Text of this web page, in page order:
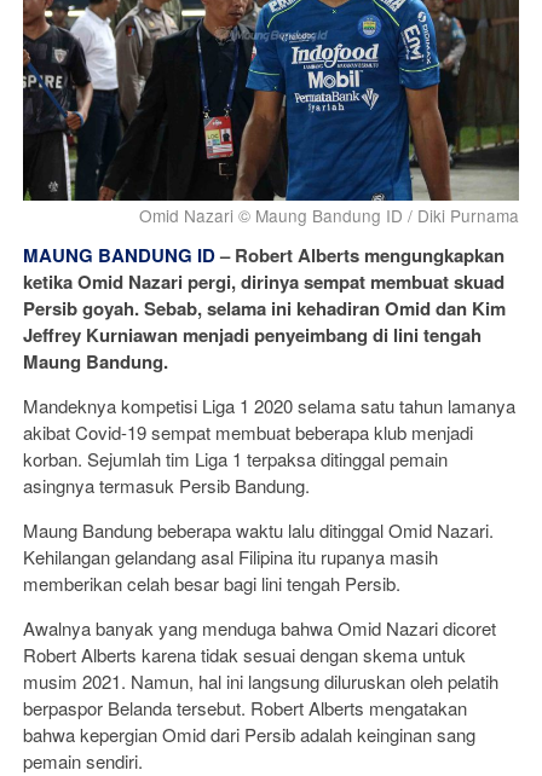
Omid Nazari © Maung Bandung ID / Diki Purnama
MAUNG BANDUNG ID– Robert Alberts mengungkapkan
ketika Omid Nazari pergi, dirinya sempat membuat skuad
Persib goyah. Sebab, selama ini kehadiran Omid dan Kim
Jeffrey Kurniawan menjadi penyeimbang di lini tengah
Maung Bandung.
Mandeknya kompetisi Liga 1 2020 selama satu tahun lamanya
akibat Covid-19 sempat membuat beberapa klub menjadi
korban. Sejumlah tim Liga 1 terpaksa ditinggal pemain
asingnya termasuk Persib Bandung.
Maung Bandung beberapa waktu lalu ditinggal Omid Nazari.
Kehilangan gelandang asal Filipina itu rupanya masih
memberikan celah besar bagi lini tengah Persib.
Awalnya banyak yang menduga bahwa Omid Nazari dicoret
Robert Alberts karena tidak sesuai dengan skema untuk
musim 2021. Namun, hal ini langsung diluruskan oleh pelatih
berpaspor Belanda tersebut. Robert Alberts mengatakan
bahwa kepergian Omid dari Persib adalah keinginan sang
pemain sendiri.